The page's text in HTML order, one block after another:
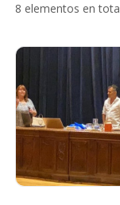
8 elementos en